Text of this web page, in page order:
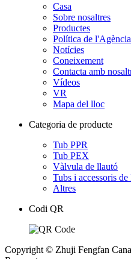
Casa
Sobre nosaltres
Productes
Política de l'Agència
Notícies
Coneixement
Contacta amb
Vídeos
VR
Mapa del lloc
Categoria de producte
Tub PPR
Tub PEX
Vàlvula de llautó
Tubs i accessoris
Altres
Codi QR
Copyright © Zhuji Fengfan